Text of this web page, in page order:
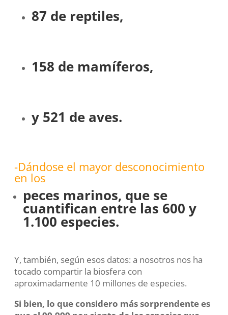
87 de reptiles,
158 de mamíferos,
y 521 de aves.
-Dándose el mayor desconocimiento
en los
peces marinos, que se
cuantifican entre las 600 y
1.100 especies.
Y, también, según esos datos: a nosotros nos ha
tocado compartir la biosfera con
aproximadamente 10 millones de especies.
Si bien, lo que considero más sorprendente es